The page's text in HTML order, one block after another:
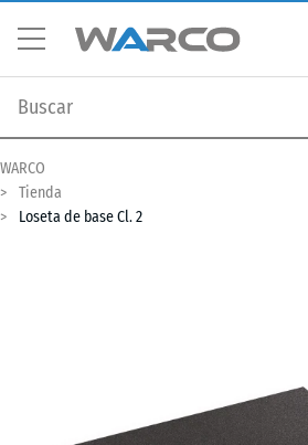
WARCO
Tienda
Loseta de base Cl. 2